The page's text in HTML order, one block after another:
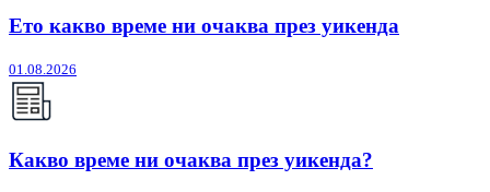
Ето какво време ни очаква през уикенда
01.08.2026
Какво време ни очаква през уикенда?